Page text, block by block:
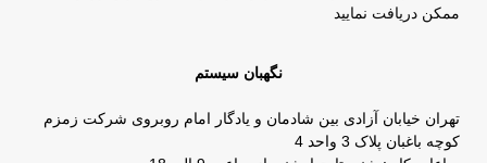
ممکن دریافت نمایید
نگهبان سیستم
تهران خیابان آزادی بین شادمان و یادگار امام روبروی شرکت زمزم
کوچه باغبان پلاک 3 واحد 4